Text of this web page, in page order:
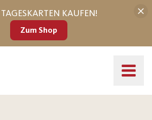
KAUFEN!
Zum Shop